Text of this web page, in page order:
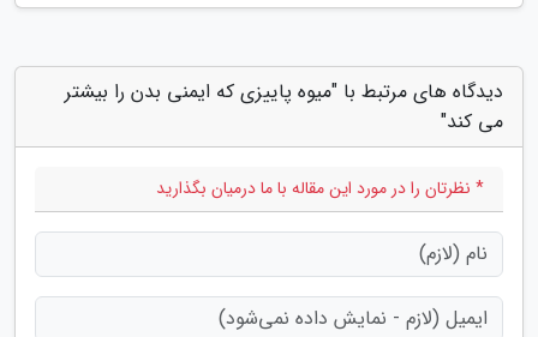
دیدگاه های مرتبط با "میوه پاییزی که ایمنی بدن را بیشتر
می کند"
* نظرتان را در مورد این مقاله با ما درمیان بگذارید